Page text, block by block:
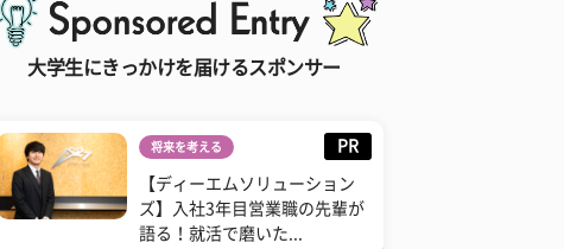
大学生にきっかけを届けるスポンサー
将来を考える PR
【ディーエムソリューション
ズ】入社3年目営業職の先輩が
語る！就活で磨いた...